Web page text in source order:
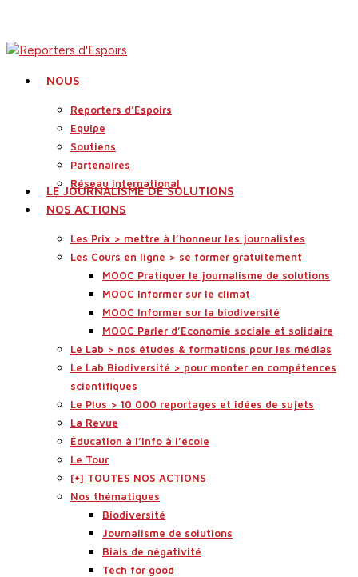
main
search
Menu NOUS
Reporters d’Espoirs
Equipe
Soutiens
Partenaires
Réseau international
LE JOURNALISME DE SOLUTIONS
NOS ACTIONS
Les Prix > mettre à l’honneur les journalistes
Les Cours en ligne > se former gratuitement
MOOC Pratiquer le journalisme de solutions
MOOC Informer sur le climat
MOOC Informer sur la biodiversité
MOOC Parler d’Economie sociale et solidaire
Le Lab > nos études & formations pour les médias
Le Lab Biodiversité > pour monter en compétences
scientifiques
Le Plus > 10 000 reportages et idées de sujets
La Revue
Éducation à l’info à l’école
Le Tour
[+] TOUTES NOS ACTIONS
Nos thématiques
Biodiversité
Journalisme de solutions
Biais de négativité
Tech for good